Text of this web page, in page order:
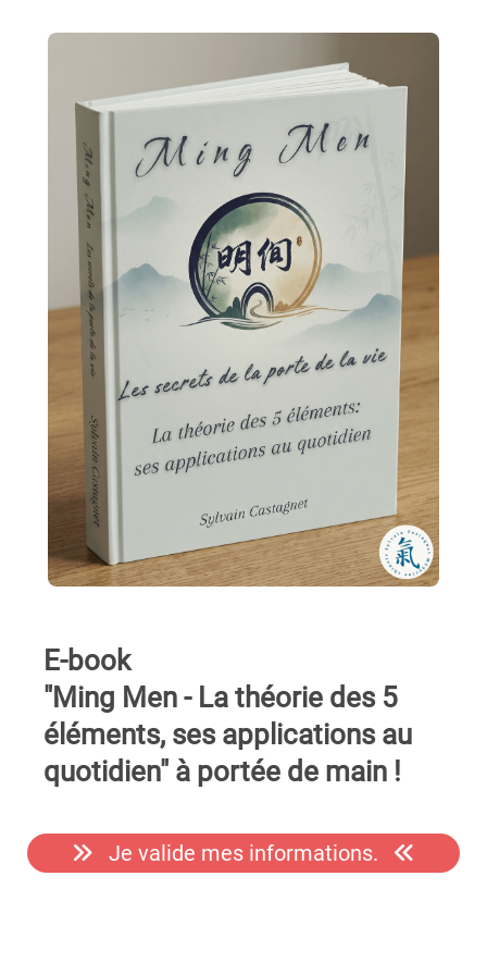
E-book
"Ming Men - La théorie des 5
éléments, ses applications au
quotidien" à portée de main !
Je valide mes informations.